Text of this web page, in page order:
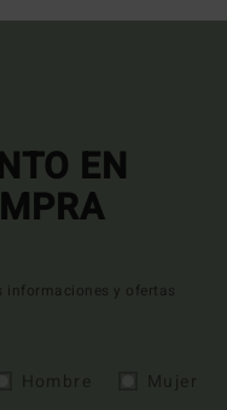
EN
informaciones y ofertas